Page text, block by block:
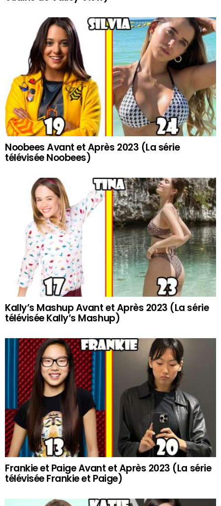
Noobees Avant et Après 2023 (La série
télévisée Noobees)
Kally’s Mashup Avant et Après 2023 (La série
télévisée Kally’s Mashup)
Frankie et Paige Avant et Après 2023 (La série
télévisée Frankie et Paige)